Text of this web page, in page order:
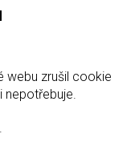
webu zrušil cookie
nepotřebuje.